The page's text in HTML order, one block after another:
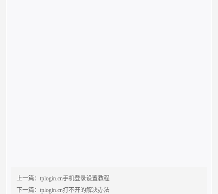
上一篇：tplogin.cn手机登录设置教程
下一篇：tplogin.cn打不开的解决办法